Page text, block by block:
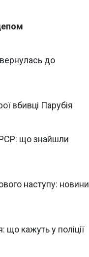
до
вбивці Парубія
що знайшли
наступу: новини
що кажуть у поліції